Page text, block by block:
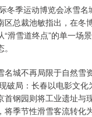
冬季运动博览会冰雪名
区总裁池敏指出，在冬
“滑雪道终点”的单一场
名城不再局限于自然雪
破局：长春以电影文
钢园则将工业遗址与
将季节性滑雪客流转化